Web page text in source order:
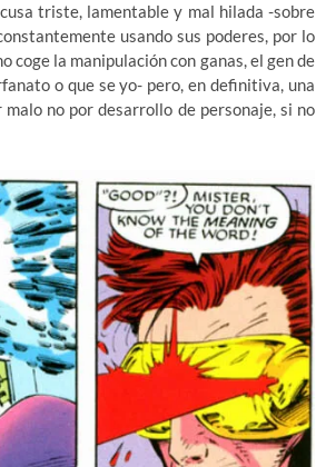
triste, lamentable y mal hilada -sobre
usando sus poderes, por lo
coge la manipulación con ganas, el gen de
o que se yo- pero, en definitiva, una
no por desarrollo de personaje, si no